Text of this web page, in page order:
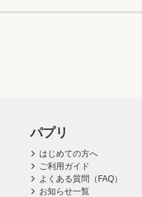
パプリ
はじめての方へ
ご利用ガイド
よくある質問（FAQ）
お知らせ一覧